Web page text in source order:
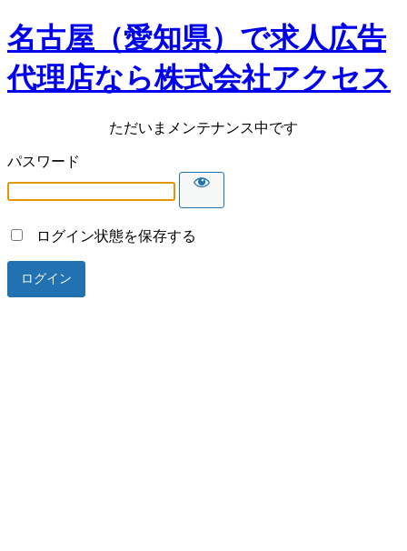
名古屋（愛知県）で求人広告
代理店なら株式会社アクセス
ただいまメンテナンス中です
パスワード
ログイン状態を保存する